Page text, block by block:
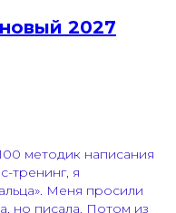
2027
методик написания
тренинг, я
Меня просили
но писала. Потом из